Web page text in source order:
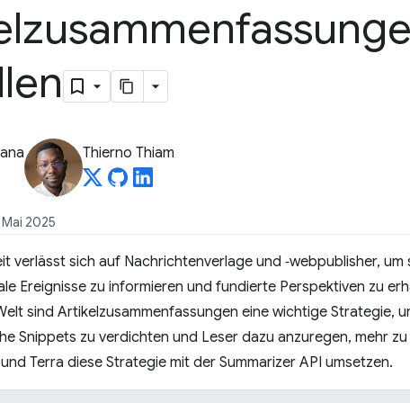
Thierno Thiam
2025
verlässt sich auf Nachrichtenverlage und ‑webpublisher, um
Ereignisse zu informieren und fundierte Perspektiven zu
sind Artikelzusammenfassungen eine wichtige Strategie,
Snippets zu verdichten und Leser dazu anzuregen, mehr
Terra diese Strategie mit der Summarizer API umsetzen.